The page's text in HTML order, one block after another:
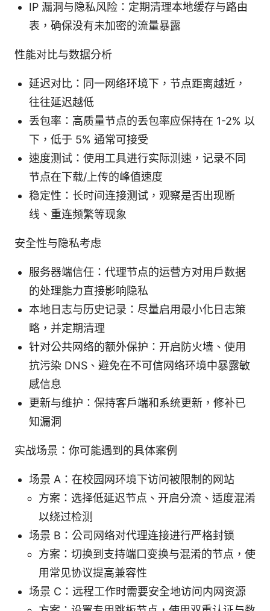
IP 漏洞与隐私风险：定期清理本地缓存与路由
表，确保没有未加密的流量暴露
性能对比与数据分析
延迟对比：同一网络环境下，节点距离越近，
往往延迟越低
丢包率：高质量节点的丢包率应保持在 1-2% 以
下，低于 5% 通常可接受
速度测试：使用工具进行实际测速，记录不同
节点在下载/上传的峰值速度
稳定性：长时间连接测试，观察是否出现断
线、重连频繁等现象
安全性与隐私考虑
服务器端信任：代理节点的运营方对用户数据
的处理能力直接影响隐私
本地日志与历史记录：尽量启用最小化日志策
略，并定期清理
针对公共网络的额外保护：开启防火墙、使用
抗污染 DNS、避免在不可信网络环境中暴露敏
感信息
更新与维护：保持客户端和系统更新，修补已
知漏洞
实战场景：你可能遇到的具体案例
场景 A：在校园网环境下访问被限制的网站
方案：选择低延迟节点、开启分流、适度混淆
以绕过检测
场景 B：公司网络对代理连接进行严格封锁
方案：切换到支持端口变换与混淆的节点，使
用常见协议提高兼容性
场景 C：远程工作时需要安全地访问内网资源